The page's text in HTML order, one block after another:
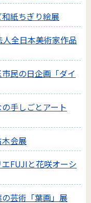
和紙ちぎり絵展
人全日本美術家作品
民の日企画「ダイ
手しごとアート
木会展
FUJIと花咲オーシ
芸術「葉画」展